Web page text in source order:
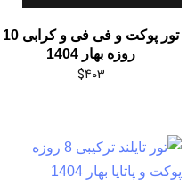
تور پوکت و فی فی و کرابی 10
روزه بهار 1404
$403